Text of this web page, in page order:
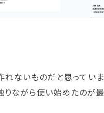
ないものだと思っていま
りながら使い始めたのが